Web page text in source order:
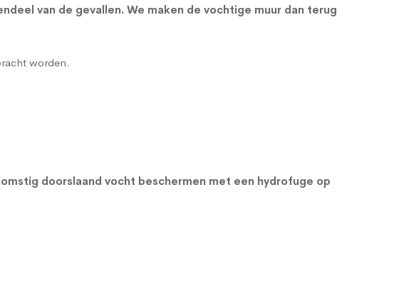
van de gevallen. We maken de vochtige muur dan terug
worden.
doorslaand vocht beschermen met een hydrofuge op